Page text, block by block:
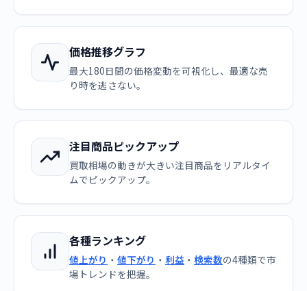
価格推移グラフ
最大180日間の価格変動を可視化し、最適な売
り時を逃さない。
注目商品ピックアップ
買取相場の動きが大きい注目商品をリアルタイ
ムでピックアップ。
各種ランキング
値上がり ・ 値下がり ・ 利益 ・ 検索数の4種類で市
場トレンドを把握。